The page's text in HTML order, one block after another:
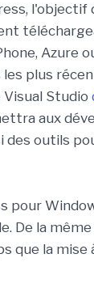
l'objectif
Azure
plus
Studio
aux
des outils
pour
De la
que la mise